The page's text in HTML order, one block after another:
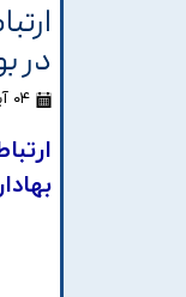
در
۰۴ آبان ۱۴۰۲